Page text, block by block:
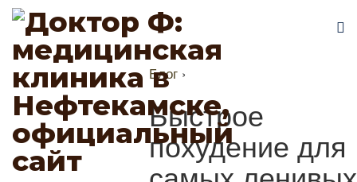
Блог ›
Быстрое
похудение для